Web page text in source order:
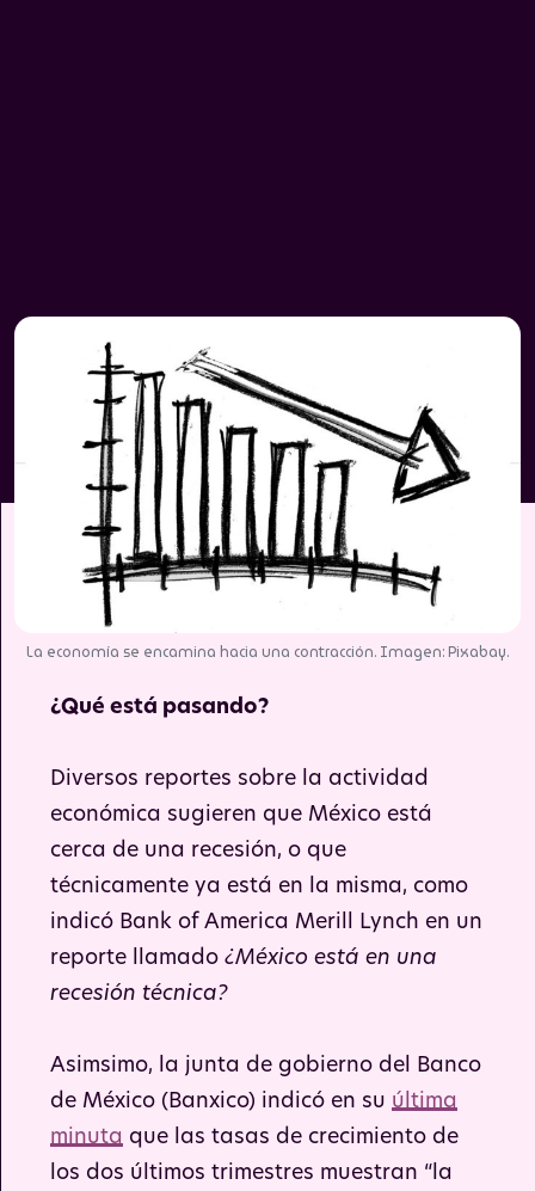
La economía se encamina hacia una contracción. Imagen: Pixabay.
¿Qué está pasando?
Diversos reportes sobre la actividad
económica sugieren que México está
cerca de una recesión, o que
técnicamente ya está en la misma, como
indicó Bank of America Merill Lynch en un
reporte llamado ¿México está en una
recesión técnica?
Asimsimo, la junta de gobierno del Banco
de México (Banxico) indicó en su última
minuta que las tasas de crecimiento de
los dos últimos trimestres muestran “la